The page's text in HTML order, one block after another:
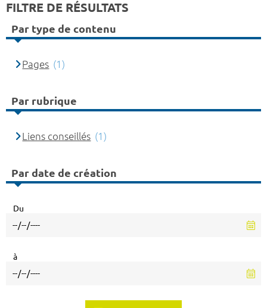
FILTRE DE RÉSULTATS
Par type de contenu
Pages (1)
Par rubrique
Liens conseillés (1)
Par date de création
Du
à